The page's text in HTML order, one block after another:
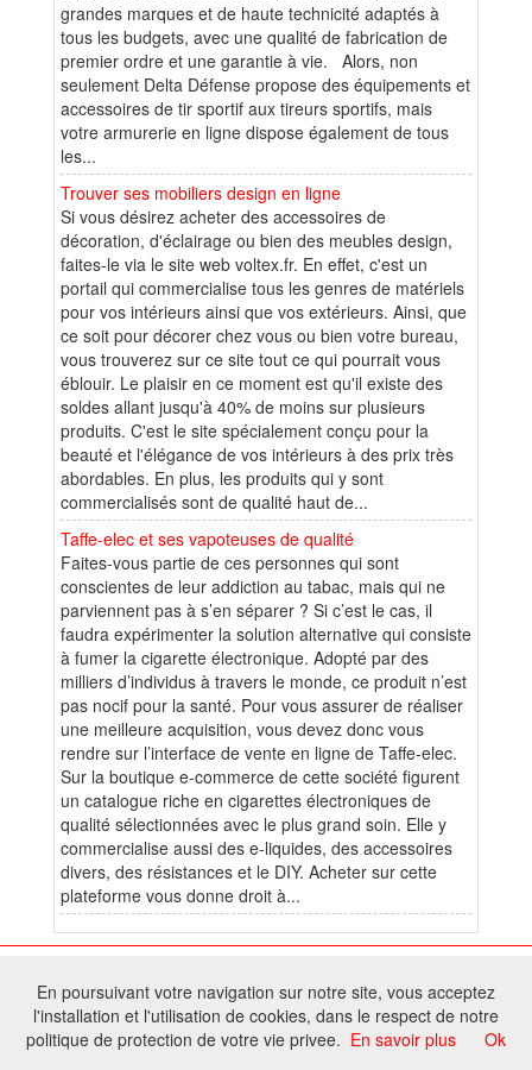
grandes marques et de haute technicité adaptés à
tous les budgets, avec une qualité de fabrication de
premier ordre et une garantie à vie. Alors, non
seulement Delta Défense propose des équipements et
accessoires de tir sportif aux tireurs sportifs, mais
votre armurerie en ligne dispose également de tous
les...
Trouver ses mobiliers design en ligne
Si vous désirez acheter des accessoires de
décoration, d'éclairage ou bien des meubles design,
faites-le via le site web voltex.fr. En effet, c'est un
portail qui commercialise tous les genres de matériels
pour vos intérieurs ainsi que vos extérieurs. Ainsi, que
ce soit pour décorer chez vous ou bien votre bureau,
vous trouverez sur ce site tout ce qui pourrait vous
éblouir. Le plaisir en ce moment est qu'il existe des
soldes allant jusqu'à 40% de moins sur plusieurs
produits. C'est le site spécialement conçu pour la
beauté et l'élégance de vos intérieurs à des prix très
abordables. En plus, les produits qui y sont
commercialisés sont de qualité haut de...
Taffe-elec et ses vapoteuses de qualité
Faites-vous partie de ces personnes qui sont
conscientes de leur addiction au tabac, mais qui ne
parviennent pas à s’en séparer ? Si c’est le cas, il
faudra expérimenter la solution alternative qui consiste
à fumer la cigarette électronique. Adopté par des
milliers d’individus à travers le monde, ce produit n’est
pas nocif pour la santé. Pour vous assurer de réaliser
une meilleure acquisition, vous devez donc vous
rendre sur l’interface de vente en ligne de Taffe-elec.
Sur la boutique e-commerce de cette société figurent
un catalogue riche en cigarettes électroniques de
qualité sélectionnées avec le plus grand soin. Elle y
commercialise aussi des e-liquides, des accessoires
divers, des résistances et le DIY. Acheter sur cette
plateforme vous donne droit à...
FontAwesome
Tous droits réservés - Toute reproduction du contenu de ce site, même
partielle, est interdite sans accord du propriétaire.
En poursuivant votre navigation sur notre site, vous acceptez
l'installation et l'utilisation de cookies, dans le respect de notre
politique de protection de votre vie privee. En savoir plus Ok